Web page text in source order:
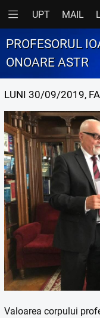
UPT MAIL
PROFESORUL
ONOARE ASTR
LUNI 30/09/2019,
Valoarea corpului